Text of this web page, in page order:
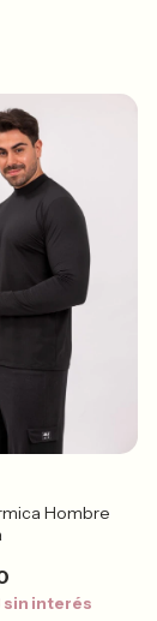
Hombre
sin interés